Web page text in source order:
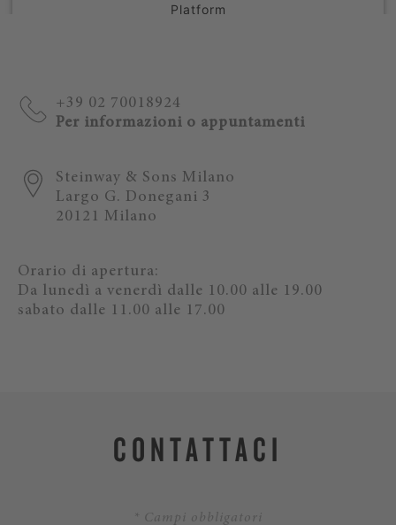
Platform
+39 02 70018924
Per informazioni o appuntamenti
Steinway & Sons Milano
Largo G. Donegani 3
20121 Milano
Orario di apertura:
Da lunedì a venerdì dalle 10.00 alle 19.00
sabato dalle 11.00 alle 17.00
CONTATTACI
* Campi obbligatori